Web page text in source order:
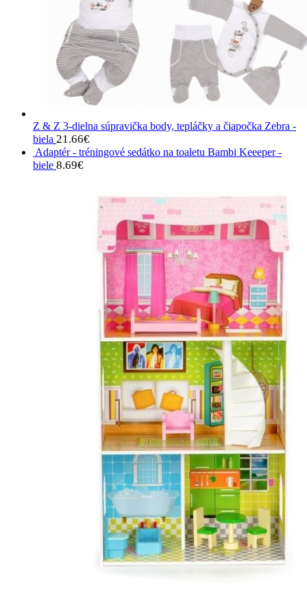
Z & Z 3-dielna súpravička body, tepláčky a čiapočka Zebra -
biela 21.66€
Adaptér - tréningové sedátko na toaletu Bambi Keeeper -
biele 8.69€